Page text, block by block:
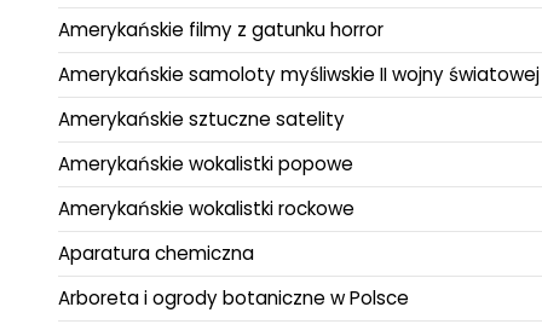
Amerykańskie filmy z gatunku horror
Amerykańskie samoloty myśliwskie II wojny światowej
Amerykańskie sztuczne satelity
Amerykańskie wokalistki popowe
Amerykańskie wokalistki rockowe
Aparatura chemiczna
Arboreta i ogrody botaniczne w Polsce